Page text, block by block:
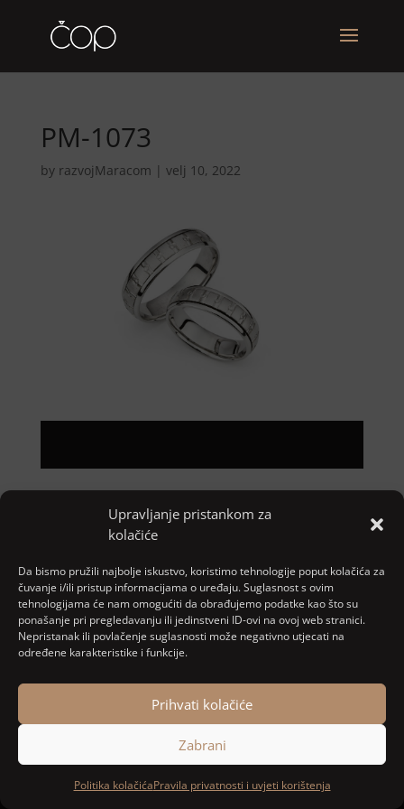
Upravljanje pristankom za
kolačiće
Da bismo pružili najbolje iskustvo, koristimo tehnologije poput kolačića za
čuvanje i/ili pristup informacijama o uređaju. Suglasnost s ovim
tehnologijama će nam omogućiti da obrađujemo podatke kao što su
ponašanje pri pregledavanju ili jedinstveni ID-ovi na ovoj web stranici.
Nepristanak ili povlačenje suglasnosti može negativno utjecati na
određene karakteristike i funkcije.
Prihvati kolačiće
Zabrani
Politika kolačićaPravila privatnosti i uvjeti korištenja
PM-1073
by razvojMaracom | velj 10, 2022
Nove objave
Najnoviji komentari
Nema komentara za prikaz.
Designed and developed by